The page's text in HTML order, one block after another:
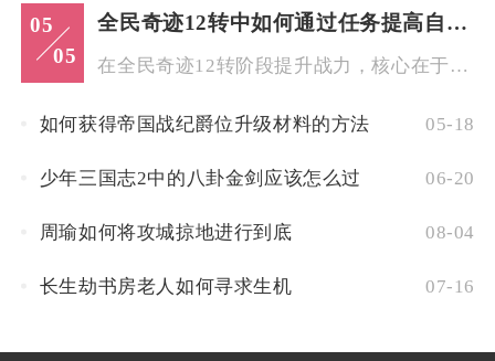
05
05
全民奇迹12转中如何通过任务提高自己的战力
在全民奇迹12转阶段提升战力，核心在于精准完成日常任务与解锁...
如何获得帝国战纪爵位升级材料的方法 05-18
少年三国志2中的八卦金剑应该怎么过 06-20
周瑜如何将攻城掠地进行到底 08-04
长生劫书房老人如何寻求生机 07-16